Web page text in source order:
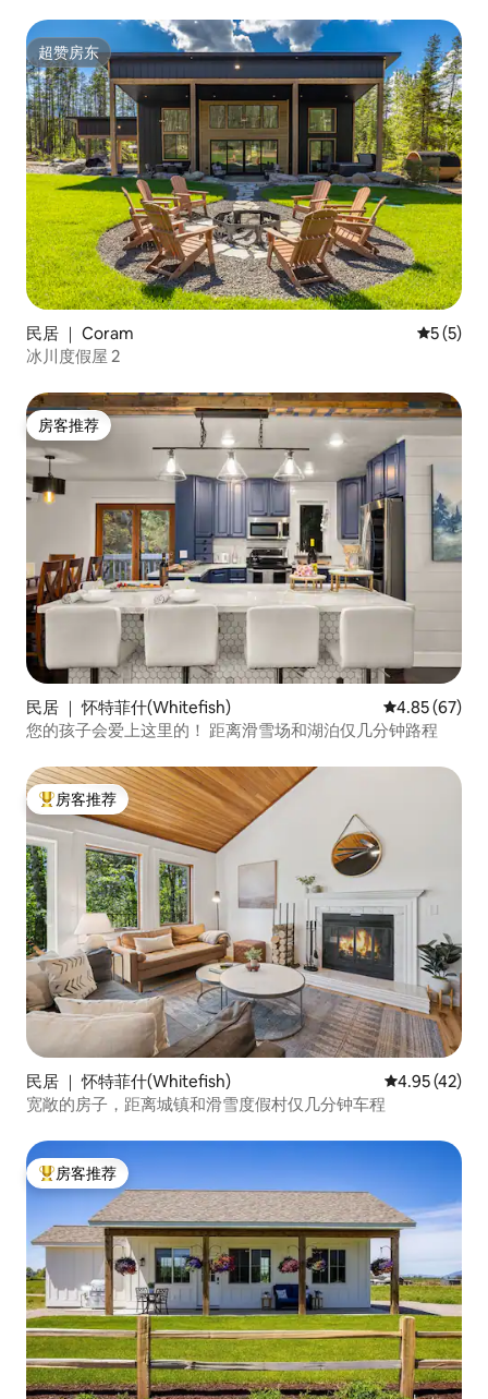
超赞房东
超赞房东
民居 ｜ Coram 平均评分
5 (5)
冰川度假屋 2
房客推荐
房客推荐
民居 ｜ 怀特菲什(Whitefish) 平均评分
4.85 (67)
您的孩子会爱上这里的！ 距离滑雪场和湖泊仅几分钟路程
热门「房客推荐」
房客推荐
民居 ｜ 怀特菲什(Whitefish) 平均评分
4.95 (42)
宽敞的房子，距离城镇和滑雪度假村仅几分钟车程
热门「房客推荐」
房客推荐